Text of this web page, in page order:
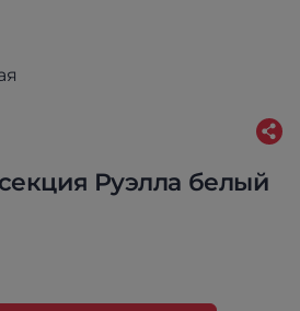
Руэлла белый